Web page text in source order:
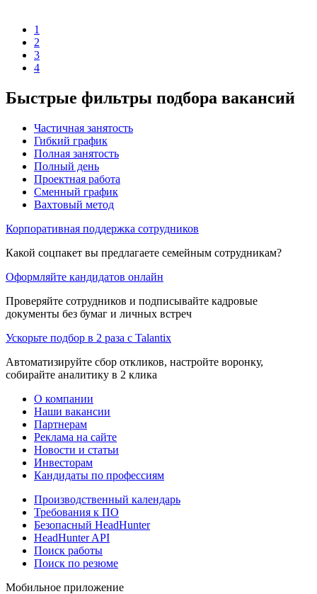
1
2
3
4
Быстрые фильтры подбора вакансий
Частичная занятость
Гибкий график
Полная занятость
Полный день
Проектная работа
Сменный график
Вахтовый метод
Корпоративная поддержка сотрудников
Какой соцпакет вы предлагаете семейным сотрудникам?
Оформляйте кандидатов онлайн
Проверяйте сотрудников и подписывайте кадровые
документы без бумаг и личных встреч
Ускорьте подбор в 2 раза с Talantix
Автоматизируйте сбор откликов, настройте воронку,
собирайте аналитику в 2 клика
О компании
Наши вакансии
Партнерам
Реклама на сайте
Новости и статьи
Инвесторам
Кандидаты по профессиям
Производственный календарь
Требования к ПО
Безопасный HeadHunter
HeadHunter API
Поиск работы
Поиск по резюме
Мобильное приложение